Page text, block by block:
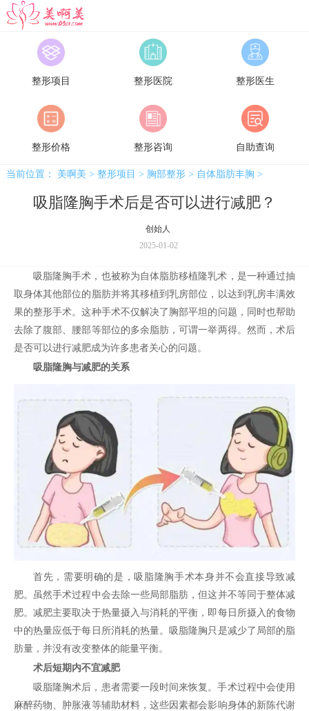
美啊美
整形项目 整形医院 整形医生
整形价格 整形咨询 自助查询
当前位置： 美啊美 > 整形项目 > 胸部整形> 自体脂肪丰胸 >
吸脂隆胸手术后是否可以进行减肥？
创始人
2025-01-02
吸脂隆胸手术，也被称为自体脂肪移植隆乳术，是一种通过抽
取身体其他部位的脂肪并将其移植到乳房部位，以达到乳房丰满效
果的整形手术。这种手术不仅解决了胸部平坦的问题，同时也帮助
去除了腹部、腰部等部位的多余脂肪，可谓一举两得。然而，术后
是否可以进行减肥成为许多患者关心的问题。
吸脂隆胸与减肥的关系
首先，需要明确的是，吸脂隆胸手术本身并不会直接导致减
肥。虽然手术过程中会去除一些局部脂肪，但这并不等同于整体减
肥。减肥主要取决于热量摄入与消耗的平衡，即每日所摄入的食物
中的热量应低于每日所消耗的热量。吸脂隆胸只是减少了局部的脂
肪量，并没有改变整体的能量平衡。
术后短期内不宜减肥
吸脂隆胸术后，患者需要一段时间来恢复。手术过程中会使用
麻醉药物、肿胀液等辅助材料，这些因素都会影响身体的新陈代谢